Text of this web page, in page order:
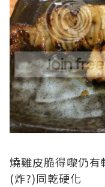
燒雞皮脆得嚟仍
(炸?)同乾硬化